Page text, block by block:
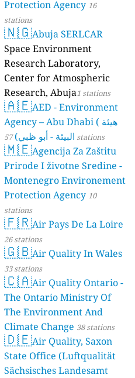
Protection Agency 16
stations
🇳🇬Abuja SERLCAR
Space Environment
Research Laboratory,
Center for Atmospheric
Research, Abuja1 stations
🇦🇪AED - Environment
Agency – Abu Dhabi ( هيئة
البيئة - أبو ظبي) 57 stations
🇲🇪Agencija Za Zaštitu
Prirode I životne Sredine -
Montenegro Environement
Protection Agency 10
stations
🇫🇷Air Pays De La Loire
26 stations
🇬🇧Air Quality In Wales
33 stations
🇨🇦Air Quality Ontario -
The Ontario Ministry Of
The Environment And
Climate Change 38 stations
🇩🇪Air Quality, Saxon
State Office (Luftqualität
Sächsisches Landesamt